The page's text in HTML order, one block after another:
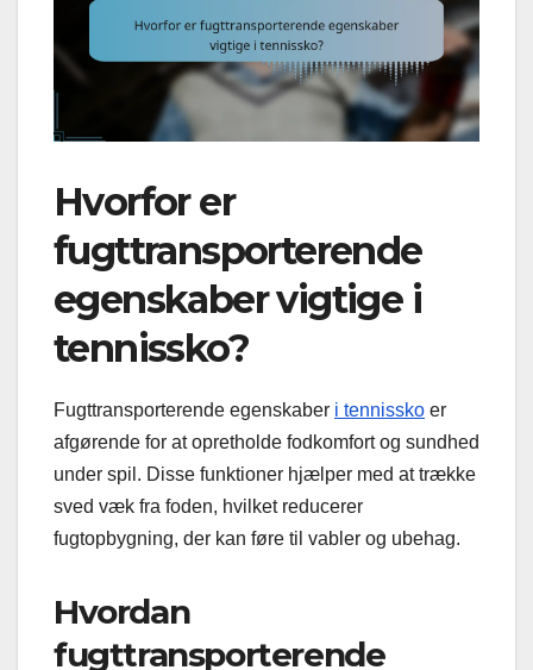
Hvorfor er
fugttransporterende
egenskaber vigtige i
tennissko?
Fugttransporterende egenskaber i tennissko er
afgørende for at opretholde fodkomfort og sundhed
under spil. Disse funktioner hjælper med at trække
sved væk fra foden, hvilket reducerer
fugtopbygning, der kan føre til vabler og ubehag.
Hvordan
fugttransporterende